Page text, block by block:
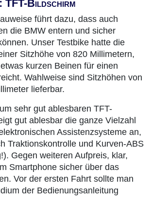
TFT-Bildschirm
führt dazu, dass auch
die BMW entern und sicher
Unser Testbike hatte die
Sitzhöhe von 820 Millimetern,
kurzen Beinen für einen
Wahlweise sind Sitzhöhen von
lieferbar.
sehr gut ablesbaren TFT-
gut ablesbar die ganze Vielzahl
Assistenzsysteme an,
Traktionskontrolle und Kurven-ABS
Gegen weiteren Aufpreis, klar,
Smartphone sicher über das
Vor der ersten Fahrt sollte man
der Bedienungsanleitung